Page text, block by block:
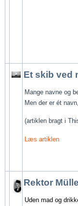
Et skib ved
Mange navne og
Men der er ét
(artiklen bragt i
Læs artiklen
Rektor
Uden mad og